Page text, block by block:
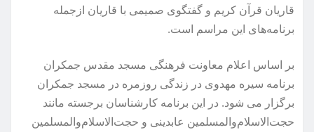
قاریان قرآن کریم و گفتگوی صمیمی با قاریان ازجمله
برنامه‌های این مراسم است.
بر اساس اعلام معاونت فرهنگی مسجد مقدس جمکران
برنامه سیره مهدوی در زندگی روزمره در مسجد جمکران
برگزار می شود. در این برنامه کارشناسان برجسته مانند
حجت‌الاسلام‌والمسلمین عابدینی و حجت‌الاسلام‌والمسلمین